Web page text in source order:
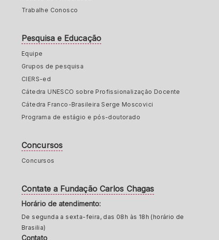
Trabalhe Conosco
Pesquisa e Educação
Equipe
Grupos de pesquisa
CIERS-ed
Cátedra UNESCO sobre Profissionalização Docente
Cátedra Franco-Brasileira Serge Moscovici
Programa de estágio e pós-doutorado
Concursos
Concursos
Contate a Fundação Carlos Chagas
Horário de atendimento:
De segunda a sexta-feira, das 08h às 18h (horário de
Brasilia)
Contato